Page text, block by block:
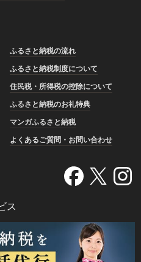
ふるさと納税の流れ
ふるさと納税制度について
住民税・所得税の控除について
ふるさと納税のお礼特典
マンガふるさと納税
よくあるご質問・お問い合わせ
ス